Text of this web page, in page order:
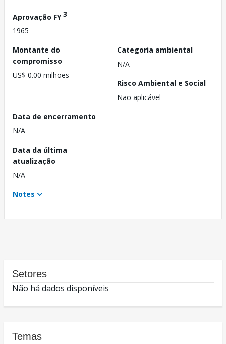
Aprovação FY3
1965
Montante do
compromisso
US$ 0.00 milhões
Categoria ambiental
N/A
Risco Ambiental e Social
Não aplicável
Data de encerramento
N/A
Data da última
atualização
N/A
Notes
Setores
Não há dados disponíveis
Temas